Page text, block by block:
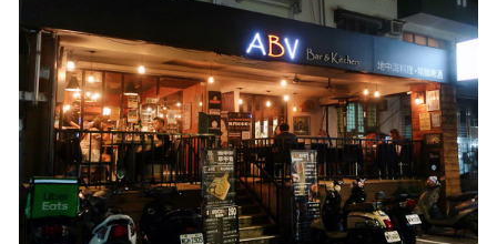
書房集
日記簿
餐桌週記
享樂隨手拍
照相簿